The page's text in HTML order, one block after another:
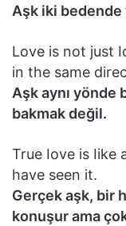
Aşk iki bedende
Love is not just
in the same
Aşk aynı yönde
bakmak değil.
True Iove is Iike
have seen it.
Gerçek aşk, bir
konuşur ama